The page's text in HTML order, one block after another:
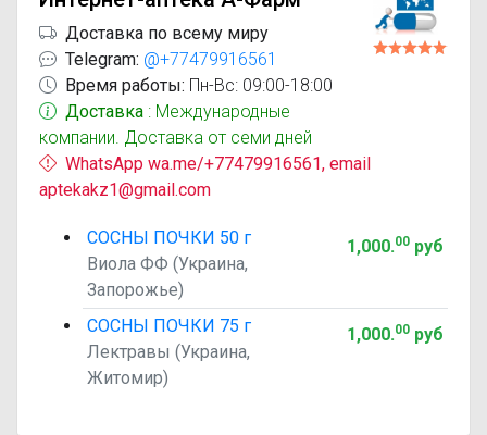
Доставка по всему миру
Telegram: @+77479916561
Время работы: Пн-Вс: 09:00-18:00
Доставка : Международные
компании. Доставка от семи дней
WhatsApp wa.me/+77479916561, email
aptekakz1@gmail.com
СОСНЫ ПОЧКИ 50 г
Виола ФФ (Украина,
Запорожье)
1,000.00руб
СОСНЫ ПОЧКИ 75 г
Лектравы (Украина,
Житомир)
1,000.00руб